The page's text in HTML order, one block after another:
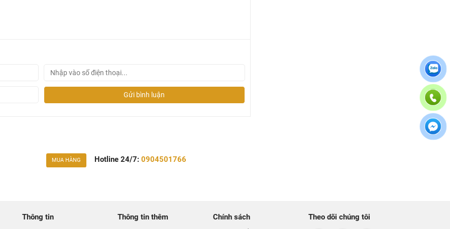
Gửi bình luận
MUA HÀNG Hotline 24/7:0904501766
Thông tin Thông tin thêm Chính sách Theo dõi chúng tôi